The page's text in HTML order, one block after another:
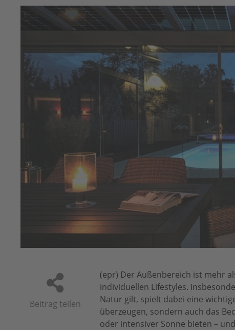
Beitrag teilen
(epr) Der Außenbereich ist mehr
individuellen Lifestyles.
Natur gilt, spielt dabei eine
überzeugen, sondern auch das
oder intensiver Sonne bieten –